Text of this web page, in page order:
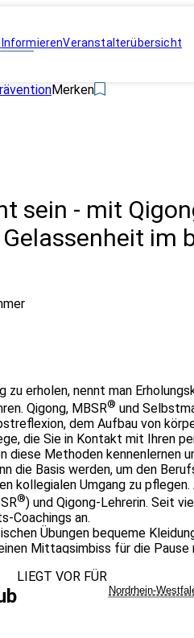
InformierenVeranstalterübersicht
Merken
sein - mit
im
erholen, nennt man
Qigong, MBSR® und
dem Aufbau von
die Sie in Kontakt mit Ihren
diese Methoden kennenlernen
die Basis werden, um den
kollegialen Umgang zu
®) und Qigong-Lehrerin. Seit
Coachings an.
Übungen bequeme
Mittagsimbiss für die
LIEGT VOR FÜR
Nordrhein-